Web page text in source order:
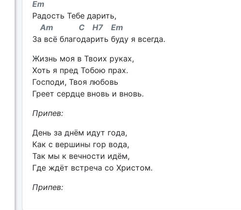
Em
Радость Тебе дарить,
Am C H7 Em
За всё благодарить буду я всегда.
Жизнь моя в Твоих руках,
Хоть я пред Тобою прах.
Господи, Твоя любовь
Греет сердце вновь и вновь.
Припев:
День за днём идут года,
Как с вершины гор вода,
Так мы к вечности идём,
Где ждёт встреча со Христом.
Припев: